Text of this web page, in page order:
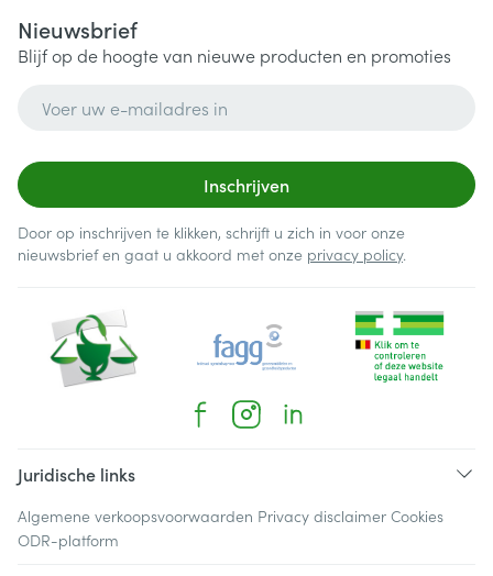
Nieuwsbrief
Blijf op de hoogte van nieuwe producten en promoties
Inschrijven
Door op inschrijven te klikken, schrijft u zich in voor onze
nieuwsbrief en gaat u akkoord met onze privacy policy.
Juridische links
Algemene verkoopsvoorwaarden Privacy disclaimer Cookies
ODR-platform